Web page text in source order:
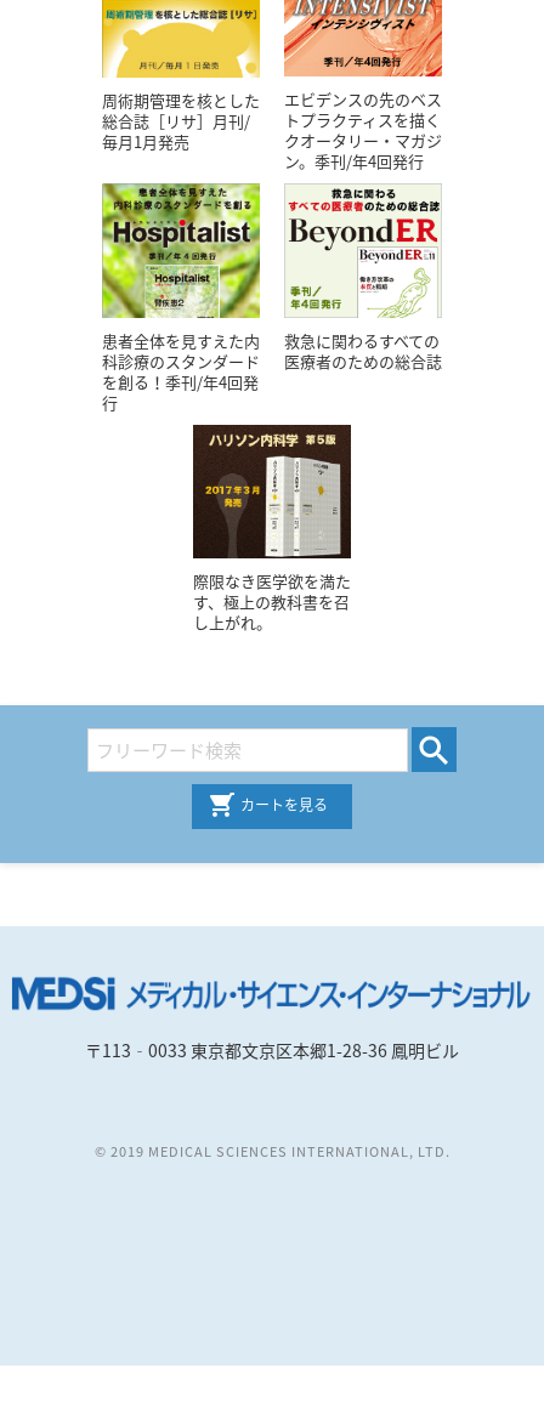
周術期管理を核とした
総合誌［リサ］月刊/
毎月1月発売
エビデンスの先のベス
トプラクティスを描く
クオータリー・マガジ
ン。季刊/年4回発行
患者全体を見すえた内
科診療のスタンダード
を創る！季刊/年4回発
行
救急に関わるすべての
医療者のための総合誌
際限なき医学欲を満た
す、極上の教科書を召
し上がれ。
カートを見る
〒113‐0033 東京都文京区本郷1-28-36 鳳明ビル
© 2019 MEDICAL SCIENCES INTERNATIONAL, LTD.